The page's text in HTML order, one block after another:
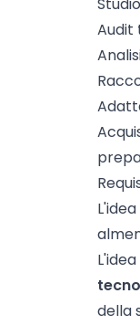
Audit
della